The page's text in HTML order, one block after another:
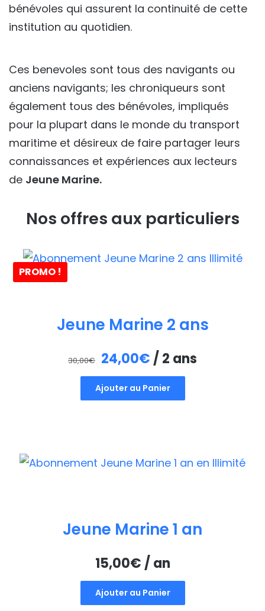
bénévoles qui assurent la continuité de cette
institution au quotidien.
Ces benevoles sont tous des navigants ou
anciens navigants; les chroniqueurs sont
également tous des bénévoles, impliqués
pour la plupart dans le monde du transport
maritime et désireux de faire partager leurs
connaissances et expériences aux lecteurs
de Jeune Marine.
Nos offres aux particuliers
PROMO !
Jeune Marine 2 ans
30,00€ Le
prix
initial
24,00€ Le
prix
actuel
/ 2 ans
Ajouter au Panier
Jeune Marine 1 an
15,00€ / an
Ajouter au Panier